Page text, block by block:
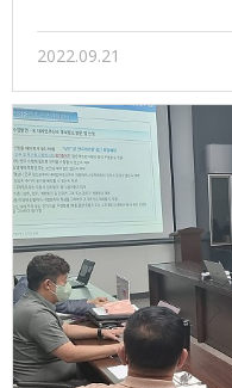
2022.09.21